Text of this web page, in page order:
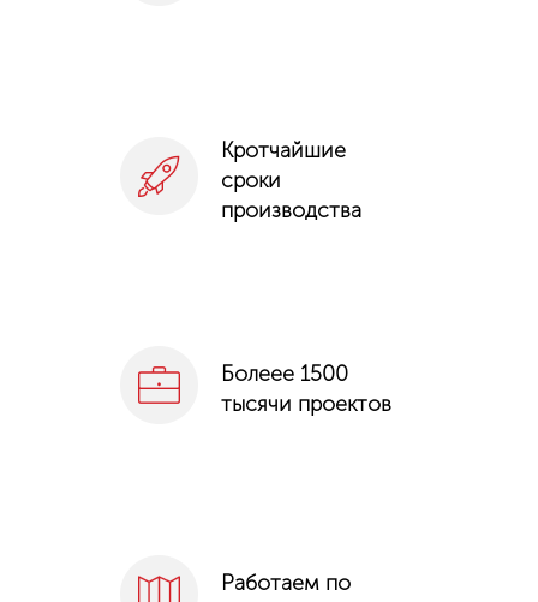
Кротчайшие
сроки
производства
Болеее 1500
тысячи проектов
Работаем по